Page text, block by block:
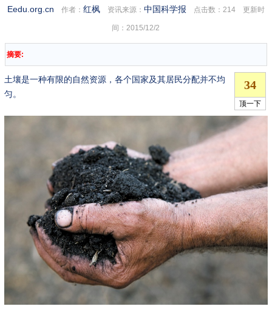
Eedu.org.cn 作者： 红枫资讯来源： 中国科学报 点击数： 214 更新时
间：2015/12/2
摘要:
土壤是一种有限的自然资源，各个国家及其居民分配并不均
匀。